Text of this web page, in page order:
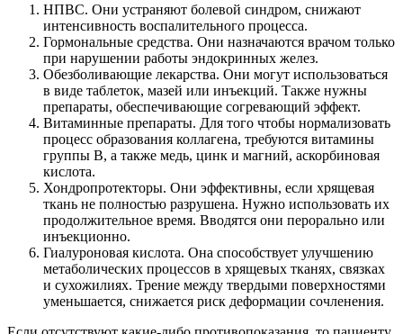
НПВС. Они устраняют болевой синдром, снижают
интенсивность воспалительного процесса.
Гормональные средства. Они назначаются врачом только
при нарушении работы эндокринных желез.
Обезболивающие лекарства. Они могут использоваться
в виде таблеток, мазей или инъекций. Также нужны
препараты, обеспечивающие согревающий эффект.
Витаминные препараты. Для того чтобы нормализовать
процесс образования коллагена, требуются витамины
группы В, а также медь, цинк и магний, аскорбиновая
кислота.
Хондропротекторы. Они эффективны, если хрящевая
ткань не полностью разрушена. Нужно использовать их
продолжительное время. Вводятся они перорально или
инъекционно.
Гиалуроновая кислота. Она способствует улучшению
метаболических процессов в хрящевых тканях, связках
и сухожилиях. Трение между твердыми поверхностями
уменьшается, снижается риск деформации сочленения.